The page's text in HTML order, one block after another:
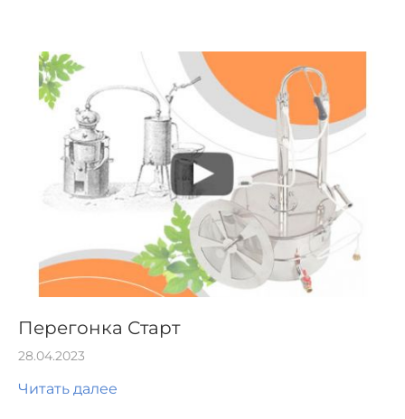
Перегонка Старт
28.04.2023
Читать далее